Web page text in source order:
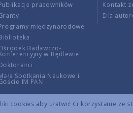
cookies aby ułatwić Ci korzystanie ze
pracowników
międzynarodowe
Badawczo-
w Będlewie
Spotkania Naukowe i
IM PAN
Kontakt
Dla